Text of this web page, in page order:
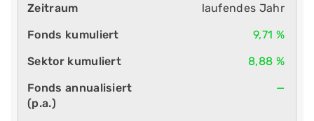
laufendes Jahr
9,71 %
8,88 %
—